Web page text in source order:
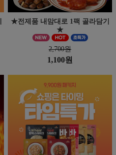
★전제품 내맘대로 1팩 골라담기
★
2,700원
1,100원